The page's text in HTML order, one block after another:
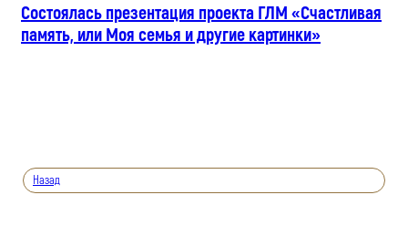
Состоялась презентация проекта ГЛМ «Счастливая
память, или Моя семья и другие картинки»
Назад